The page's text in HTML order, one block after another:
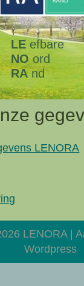
LE efbare
NOord
RAnd
LENORA
LENORA |
Wordpress